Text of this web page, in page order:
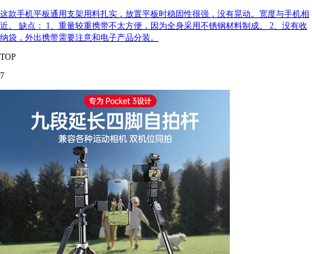
这款手机平板通用支架用料扎实，放置平板时稳固性很强，没有晃动。宽度与手机相
近。 缺点： 1、重量较重携带不太方便，因为全身采用不锈钢材料制成。 2、没有收
纳袋，外出携带需要注意和电子产品分装。
TOP
7